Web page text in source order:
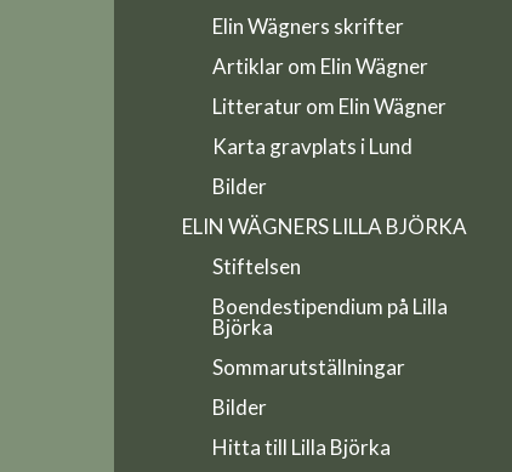
Elin Wägners skrifter
Artiklar om Elin Wägner
Litteratur om Elin Wägner
Karta gravplats i Lund
Bilder
ELIN WÄGNERS LILLA BJÖRKA
Stiftelsen
Boendestipendium på Lilla
Björka
Sommarutställningar
Bilder
Hitta till Lilla Björka